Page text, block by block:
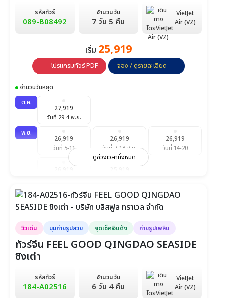
รหัสทัวร์
089-B08492
จำนวนวัน
7 วัน 5 คืน
VietJet
Air (VZ)
เริ่ม 25,919
โปรแกรมทัวร์ PDF จอง / ดูรายละเอียด
จำนวนวันหยุด
ต.ค.
27,919
วันที่ 29-4 พ.ย.
พ.ย.
26,919
วันที่ 5-11
26,919
วันที่ 7-13 ส.ค.
26,919
วันที่ 14-20
ดูช่วงเวลาทั้งหมด
วิวเด่น มุมถ่ายรูปสวย จุดเช็คอินดัง ถ่ายรูปเพลิน
ทัวร์จีน FEEL GOOD QINGDAO SEASIDE
ชิงเต่า
รหัสทัวร์
184-A02516
จำนวนวัน
6 วัน 4 คืน
VietJet
Air (VZ)